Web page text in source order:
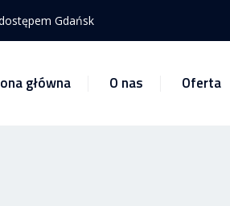
Gdańsk
główna O nas Oferta